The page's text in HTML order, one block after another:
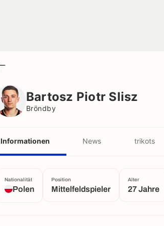
Bartosz Piotr Slisz
Bröndby
Informationen News trikots
Nationalität
Polen
Position
Mittelfeldspieler
Alter
27 Jahre